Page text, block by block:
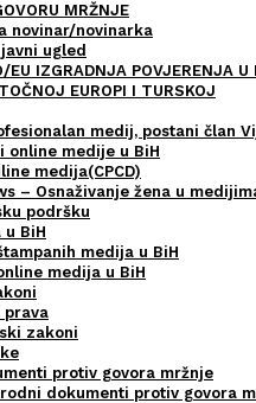
MRŽNJE
novinar/novinarka
ugled
EU IZGRADNJA POVJERENJA U
EUROPI I TURSKOJ
medij, postani član
online medije u BiH
medija(CPCD)
– Osnaživanje žena u
podršku
BiH
medija u BiH
medija u BiH
prava
zakoni
protiv govora mržnje
dokumenti protiv govora